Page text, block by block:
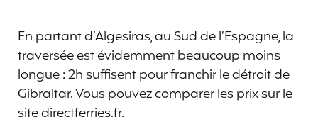
En partant d’Algesiras, au Sud de l’Espagne, la
traversée est évidemment beaucoup moins
longue : 2h suffisent pour franchir le détroit de
Gibraltar. Vous pouvez comparer les prix sur le
site directferries.fr.